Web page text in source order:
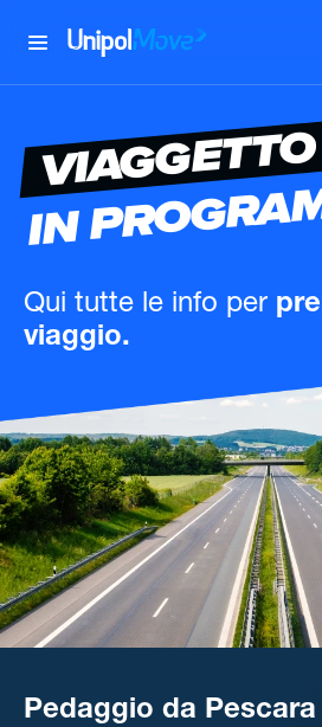
UnipolMove
VIAGGETTO
IN
Qui tutte le info per
viaggio.
Pedaggio da